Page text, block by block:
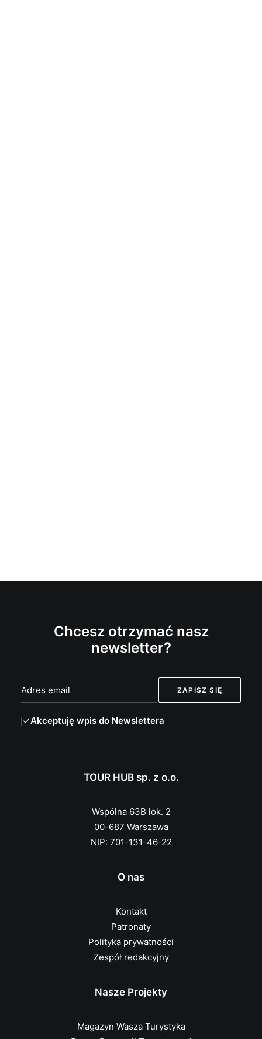
Chcesz otrzymać nasz
newsletter?
Akceptuję wpis do Newslettera
TOUR HUB sp. z o.o.
Wspólna 63B lok. 2
00-687 Warszawa
NIP: 701-131-46-22
O nas
Kontakt
Patronaty
Polityka prywatności
Zespół redakcyjny
Nasze Projekty
Magazyn Wasza Turystyka